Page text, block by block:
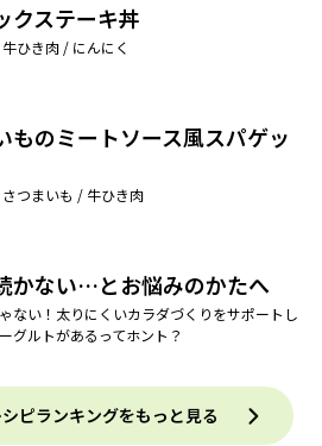
クステーキ丼
ひき肉 / にんにく
ものミートソース風スパゲッ
つまいも / 牛ひき肉
かない…とお悩みのかたへ
ない！太りにくいカラダづくりをサポートし
グルトがあるってホント？
ピランキングをもっと見る